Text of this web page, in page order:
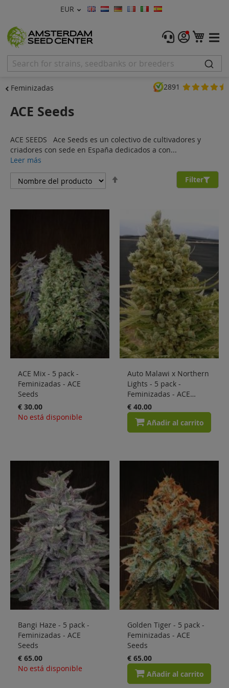
Moneda
EUR Lenguaje
Semillas de Marihuana
Feminizadas
CBD Shop
Vapor Shop
Accessorios
Promos
Blog
Mi
Feminizadas 2891
ACE Seeds
ACE SEEDS Ace Seeds es un colectivo de cultivadores y
criadores con sede en España dedicados a con...
Leer más
Filter
ACE Mix - 5 pack -
Feminizadas - ACE
Seeds
€ 30.00
No está disponible
Auto Malawi x Northern
Lights - 5 pack -
Feminizadas - ACE
Seeds
€ 40.00
Añadir al carrito
Bangi Haze - 5 pack -
Feminizadas - ACE
Seeds
€ 65.00
No está disponible
Golden Tiger - 5 pack -
Feminizadas - ACE
Seeds
€ 65.00
Añadir al carrito